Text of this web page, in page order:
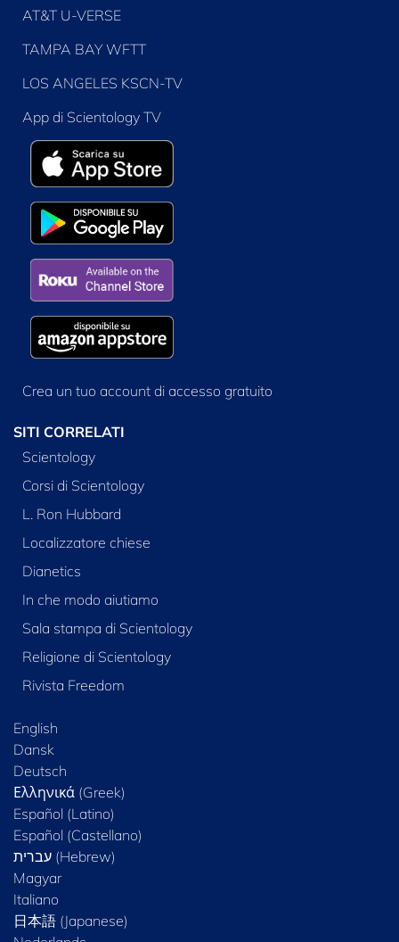
AT&T U-VERSE
TAMPA BAY WFTT
LOS ANGELES KSCN-TV
App di Scientology TV
Crea un tuo account di accesso gratuito
SITI CORRELATI
Scientology
Corsi di Scientology
L. Ron Hubbard
Localizzatore chiese
Dianetics
In che modo aiutiamo
Sala stampa di Scientology
Religione di Scientology
Rivista Freedom
English
Dansk
Deutsch
Ελληνικά (Greek)
Español (Latino)
Español (Castellano)
Magyar
Italiano
日本語 (Japanese)